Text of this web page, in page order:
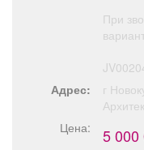
При
Адрес:
г
Цена:
5 000